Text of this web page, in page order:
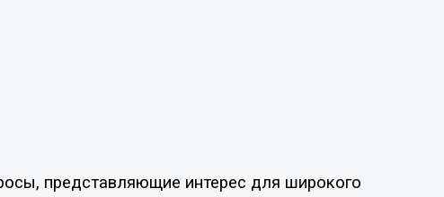
представляющие интерес для широкого